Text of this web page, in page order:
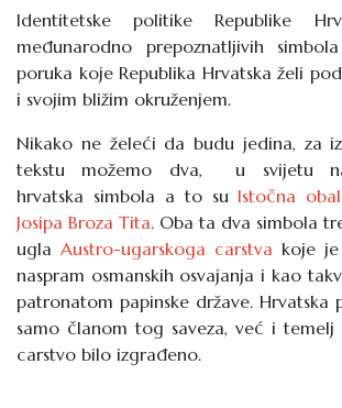
Identitetske politike Republike
međunarodno prepoznatljivih
poruka koje Republika Hrvatska želi
i svojim bližim okruženjem.
Nikako ne želeći da budu jedina, za
tekstu možemo dva, u svijetu
hrvatska simbola a to su Istočna
Josipa Broza Tita. Oba ta dva simbola
ugla Austro-ugarskoga carstva koje
naspram osmanskih osvajanja i kao
patronatom papinske države. Hrvatska
samo članom tog saveza, već i
carstvo bilo izgrađeno.